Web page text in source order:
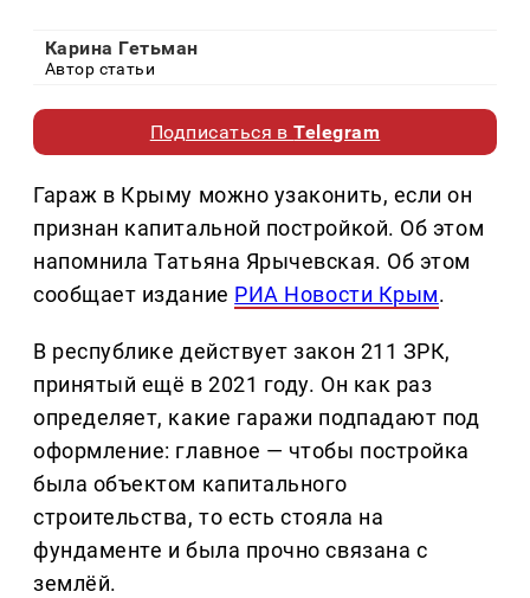
Карина Гетьман
Автор статьи
Подписаться вTelegram
Гараж в Крыму можно узаконить, если он
признан капитальной постройкой. Об этом
напомнила Татьяна Ярычевская. Об этом
сообщает издание РИА Новости Крым.
В республике действует закон 211 ЗРК,
принятый ещё в 2021 году. Он как раз
определяет, какие гаражи подпадают под
оформление: главное — чтобы постройка
была объектом капитального
строительства, то есть стояла на
фундаменте и была прочно связана с
землёй.